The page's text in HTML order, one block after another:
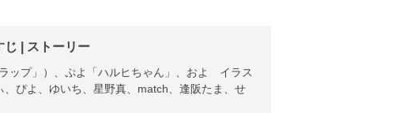
じ | ストーリー
ップ」）、ぷよ「ハルヒちゃん」、およ イラス
ぴよ、ゆいち、星野真、match、逢阪たま、せ